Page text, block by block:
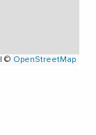
| © OpenStreetMap